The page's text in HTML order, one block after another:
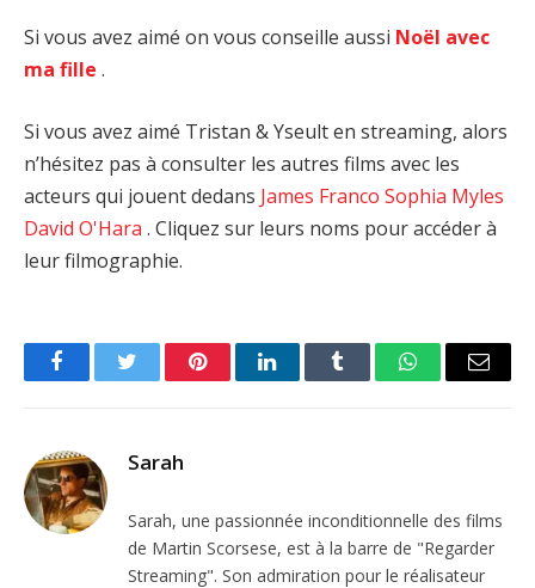
Si vous avez aimé on vous conseille aussi Noël avec
ma fille .
Si vous avez aimé Tristan & Yseult en streaming, alors
n’hésitez pas à consulter les autres films avec les
acteurs qui jouent dedans James Franco Sophia Myles
David O'Hara . Cliquez sur leurs noms pour accéder à
leur filmographie.
FacebookTwitter PinterestLinkedInTumblr WhatsAppEmail
Sarah
Sarah, une passionnée inconditionnelle des films
de Martin Scorsese, est à la barre de "Regarder
Streaming". Son admiration pour le réalisateur